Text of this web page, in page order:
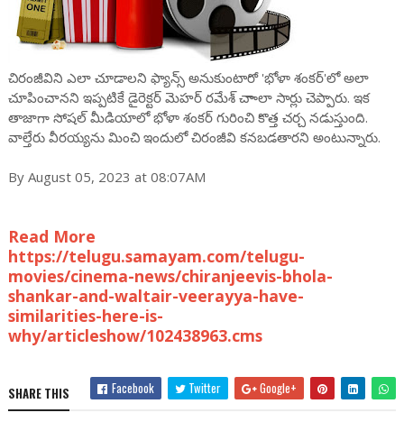
చిరంజీవిని ఎలా చూడాలని ఫ్యాన్స్ అనుకుంటారో 'భోళా శంకర్‌'లో అలా
చూపించానని ఇప్పటికే డైరెక్టర్ మెహర్ రమేశ్ చాాలా సార్లు చెప్పారు. ఇక
తాజాగా సోషల్ మీడియాలో భోళా శంకర్ గురించి కొత్త చర్చ నడుస్తుంది.
వాల్తేరు వీరయ్యను మించి ఇందులో చిరంజీవి కనబడతారని అంటున్నారు.
By August 05, 2023 at 08:07AM
Read More
https://telugu.samayam.com/telugu-
movies/cinema-news/chiranjeevis-bhola-
shankar-and-waltair-veerayya-have-
similarities-here-is-
why/articleshow/102438963.cms
SHARE THIS Facebook Twitter Google+